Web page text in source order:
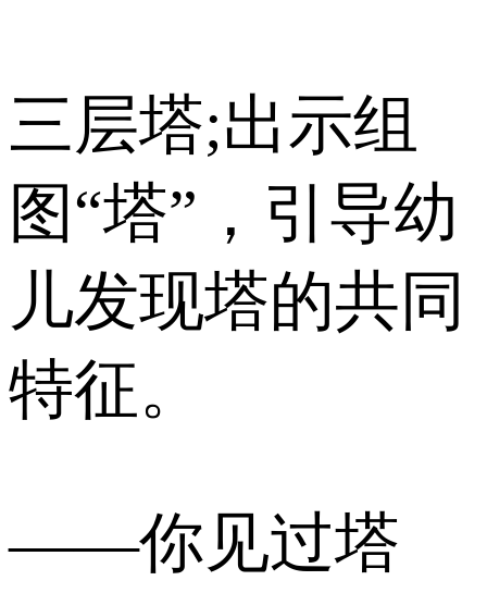
三层塔 ;出示组
图“塔”，引导幼
儿发现塔的共同
特征。
——你见过塔